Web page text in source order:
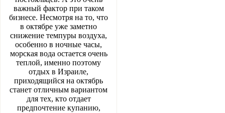
важный фактор при таком
бизнесе. Несмотря на то, что
в октябре уже заметно
снижение темпуры воздуха,
особенно в ночные часы,
морская вода остается очень
теплой, именно поэтому
отдых в Израиле,
приходящийся на октябрь
станет отличным вариантом
для тех, кто отдает
предпочтение купанию,